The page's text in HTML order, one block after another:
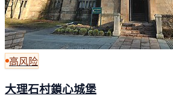
高风险
大理石村鎖心城堡